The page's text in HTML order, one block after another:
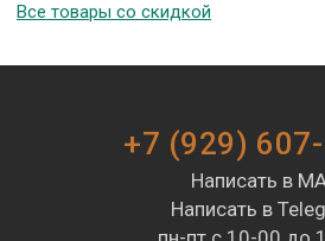
Все товары со скидкой
+7 (929)
Написать в
Написать в